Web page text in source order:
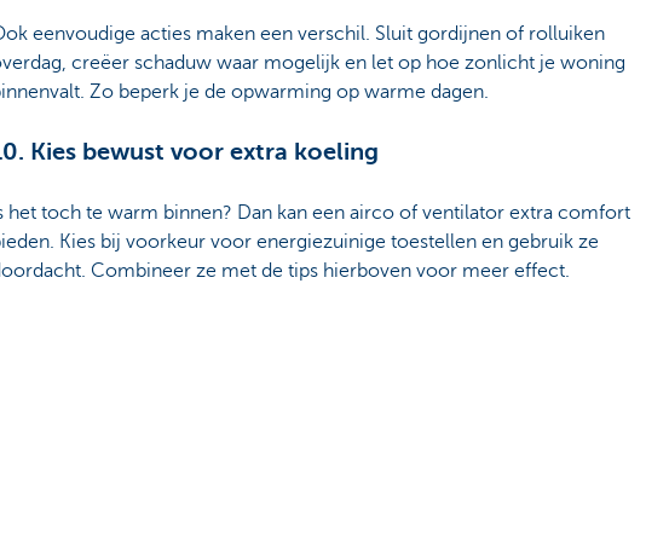
eenvoudige acties maken een verschil. Sluit gordijnen of rolluiken
creëer schaduw waar mogelijk en let op hoe zonlicht je woning
Zo beperk je de opwarming op warme dagen.
Kies bewust voor extra koeling
het toch te warm binnen? Dan kan een airco of ventilator extra comfort
Kies bij voorkeur voor energiezuinige toestellen en gebruik ze
Combineer ze met de tips hierboven voor meer effect.